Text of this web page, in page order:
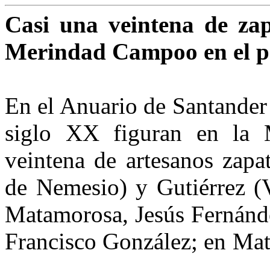
Casi una veintena de
Merindad Campoo en el
En el Anuario de
siglo XX figuran en la
veintena de artesanos
de Nemesio) y Gutiérrez
Matamorosa, Jesús
Francisco González; en